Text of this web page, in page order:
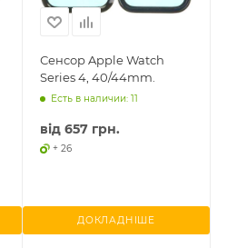
Сенсор Apple Watch
Series 4, 40/44mm.
Есть в наличии: 11
від 657 грн.
+ 26
ДОКЛАДНІШЕ